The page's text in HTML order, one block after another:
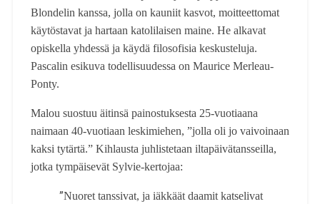
Blondelin kanssa, jolla on kauniit kasvot, moitteettomat
käytöstavat ja hartaan katolilaisen maine. He alkavat
opiskella yhdessä ja käydä filosofisia keskusteluja.
Pascalin esikuva todellisuudessa on Maurice Merleau-
Ponty.
Malou suostuu äitinsä painostuksesta 25-vuotiaana
naimaan 40-vuotiaan leskimiehen, ”jolla oli jo vaivoinaan
kaksi tytärtä.” Kihlausta juhlistetaan iltapäivätansseilla,
jotka tympäisevät Sylvie-kertojaa:
”Nuoret tanssivat, ja iäkkäät daamit katselivat